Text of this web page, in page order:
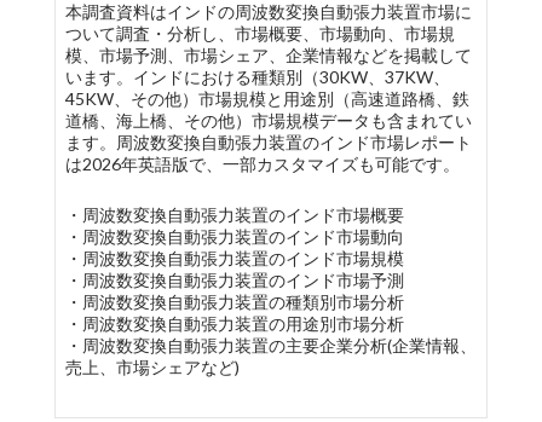
本調査資料はインドの周波数変換自動張力装置市場に
ついて調査・分析し、市場概要、市場動向、市場規
模、市場予測、市場シェア、企業情報などを掲載して
います。インドにおける種類別（30KW、37KW、
45KW、その他）市場規模と用途別（高速道路橋、鉄
道橋、海上橋、その他）市場規模データも含まれてい
ます。周波数変換自動張力装置のインド市場レポート
は2026年英語版で、一部カスタマイズも可能です。
・周波数変換自動張力装置のインド市場概要
・周波数変換自動張力装置のインド市場動向
・周波数変換自動張力装置のインド市場規模
・周波数変換自動張力装置のインド市場予測
・周波数変換自動張力装置の種類別市場分析
・周波数変換自動張力装置の用途別市場分析
・周波数変換自動張力装置の主要企業分析(企業情報、
売上、市場シェアなど)